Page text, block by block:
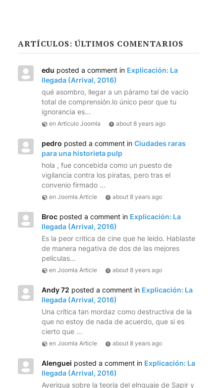
ARTÍCULOS: ÚLTIMOS COMENTARIOS
edu posted a comment in Explicación: La
llegada (Arrival, 2016)
qué asombro, llegar a un páramo tal de vacío
total de comprensión.lo único peor que tu
ignorancia es...
en Artículo Joomla about 8 years ago
pedro posted a comment in Ciudades raras
para una historieta pulp
hola , fue concebida como un puesto de
vigilancia contra los piratas, pero tras el
convenio firmado ...
en Joomla Article about 8 years ago
Broc posted a comment in Explicación: La
llegada (Arrival, 2016)
Es la peor critica de cine que he leido. Hablaste
de manera negativa de dos de las mejores
peliculas...
en Joomla Article about 8 years ago
Andy 72 posted a comment in Explicación: La
llegada (Arrival, 2016)
Una crítica tan mordaz como destructiva de la
que no estoy de nada de acuerdo, que si es
cierto que ...
en Joomla Article about 8 years ago
Alenguei posted a comment in Explicación: La
llegada (Arrival, 2016)
Averigua sobre la teoría del elnguaje de Sapir y